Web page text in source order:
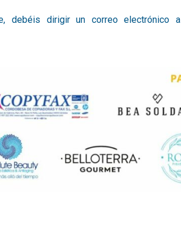
debéis dirigir un correo electrónico a